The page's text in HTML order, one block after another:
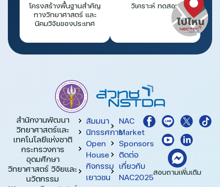
โครงสร้างพื้นฐานสำคัญ
ทางวิทยาศาสตร์ และ
นิคมวิจัยของประเทศ
วิเคราะห์ ทดสอบ
สำนักงานพัฒนา
วิทยาศาสตร์และ
เทคโนโลยีแห่งชาติ​
กระทรวงการ
อุดมศึกษา
วิทยาศาสตร์ วิจัยและ
นวัตกรรม
สัมมนา
นิทรรศการ
Open
House
กิจกรรม
เยาวชน
NAC
Market
Sponsors
ติดต่อ
เกี่ยวกับ
NAC2025สอบถามเพิ่มเติม